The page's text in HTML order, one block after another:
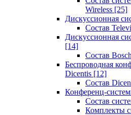
Wireless [25]
Дискуссионная
Состав
Дискуссионная
[14]
Состав
Беспроводная
Dicentis [12]
Состав
Конференц-
Состав
Комплекты